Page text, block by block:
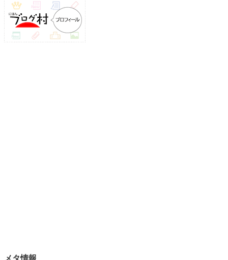
メタ情報